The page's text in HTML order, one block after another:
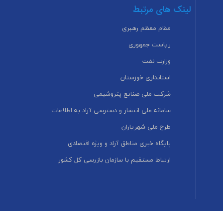
لینک های مرتبط
مقام معظم رهبری
ریاست جمهوری
وزارت نفت
استانداری خوزستان
شرکت ملی صنایع پتروشیمی
سامانه ملی انتشار و دسترسی آزاد به اطلاعات
طرح ملی شهریاران
پایگاه خبری مناطق آزاد و ویژه اقتصادی
ارتباط مستقیم با سازمان بازرسی کل کشور